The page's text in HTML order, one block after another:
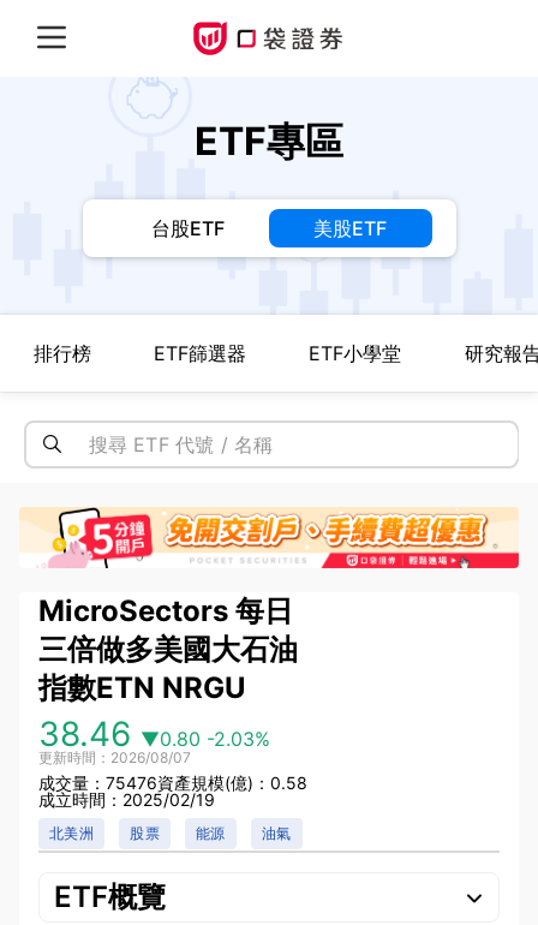
ETF專區
台股ETF 美股ETF
排行榜 ETF篩選器 ETF小學堂 研究報
MicroSectors 每日
三倍做多美國大石油
指數ETN NRGU
38.46 ▼0.80 -2.03%
更新時間：2026/08/07
成交量：75476資產規模(億)：0.58
成立時間：2025/02/19
北美洲 股票 能源 油氣
ETF概覽